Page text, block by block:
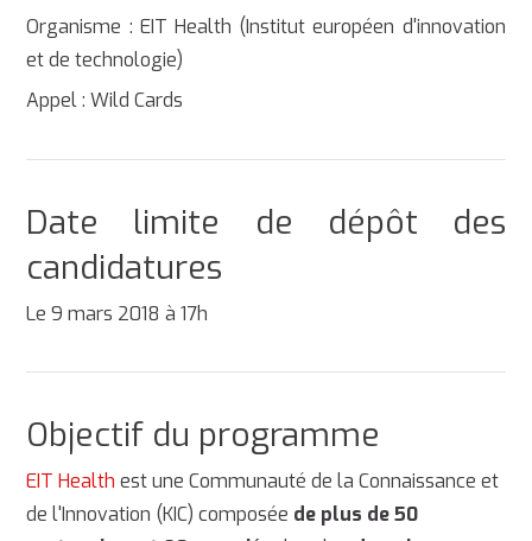
Organisme : EIT Health (Institut européen d'innovation
et de technologie)
Appel : Wild Cards
Date limite de dépôt des
candidatures
Le 9 mars 2018 à 17h
Objectif du programme
EIT Health est une Communauté de la Connaissance et
de l'Innovation (KIC) composée de plus de 50